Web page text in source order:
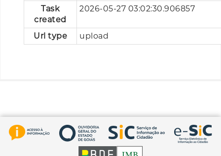
Task
created
2026-05-27 03:02:30.906857
Url type upload